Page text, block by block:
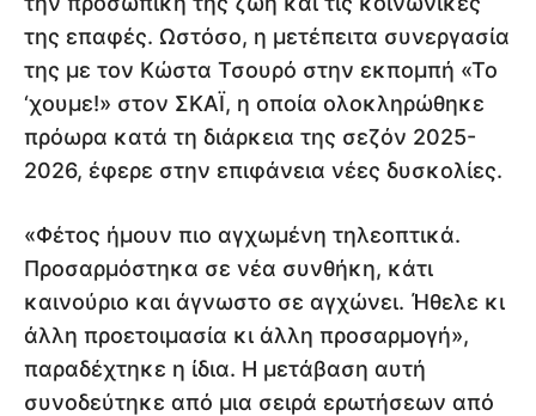
της επαφές. Ωστόσο, η μετέπειτα συνεργασία
της με τον Κώστα Τσουρό στην εκπομπή «Το
‘χουμε!» στον ΣΚΑΪ, η οποία ολοκληρώθηκε
πρόωρα κατά τη διάρκεια της σεζόν 2025-
2026, έφερε στην επιφάνεια νέες δυσκολίες.
«Φέτος ήμουν πιο αγχωμένη τηλεοπτικά.
Προσαρμόστηκα σε νέα συνθήκη, κάτι
καινούριο και άγνωστο σε αγχώνει. Ήθελε κι
άλλη προετοιμασία κι άλλη προσαρμογή»,
παραδέχτηκε η ίδια. Η μετάβαση αυτή
συνοδεύτηκε από μια σειρά ερωτήσεων από